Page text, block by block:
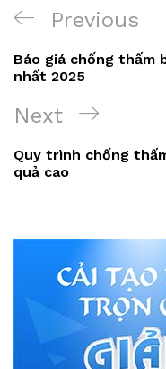
Điều
hướng
bài
viết
Previous
Post
Previous
Báo giá chống thấm
nhất 2025
Next
Post
Next
Quy trình chống
quả cao